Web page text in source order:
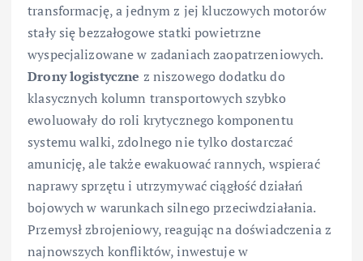
transformację, a jednym z jej kluczowych motorów
stały się bezzałogowe statki powietrzne
wyspecjalizowane w zadaniach zaopatrzeniowych.
Drony logistyczne z niszowego dodatku do
klasycznych kolumn transportowych szybko
ewoluowały do roli krytycznego komponentu
systemu walki, zdolnego nie tylko dostarczać
amunicję, ale także ewakuować rannych, wspierać
naprawy sprzętu i utrzymywać ciągłość działań
bojowych w warunkach silnego przeciwdziałania.
Przemysł zbrojeniowy, reagując na doświadczenia z
najnowszych konfliktów, inwestuje w